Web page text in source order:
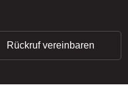
Rückruf vereinbaren